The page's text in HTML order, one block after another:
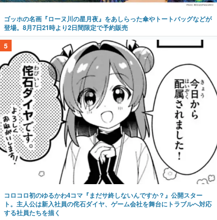
ゴッホの名画『ローヌ川の星月夜』をあしらった傘やトートバッグなどが
登場。8月7日21時より2日間限定で予約販売
5
コロコロ初のゆるかわ4コマ『まだサ終しないんですか？』公開スター
ト。主人公は新入社員の侘石ダイヤ、ゲーム会社を舞台にトラブルへ対応
する社員たちを描く